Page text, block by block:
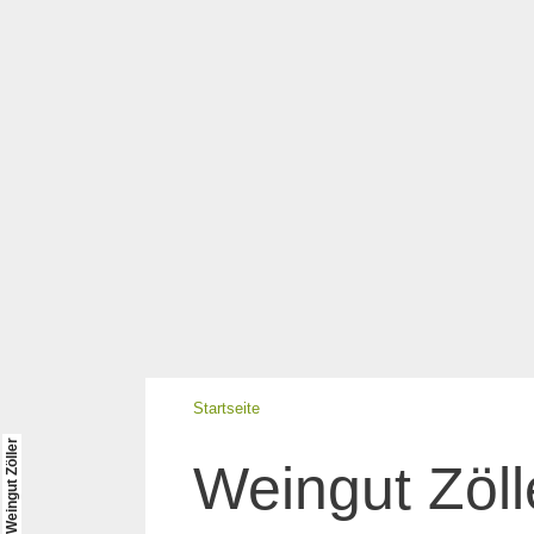
© Weingut Zöller
Startseite
Weingut